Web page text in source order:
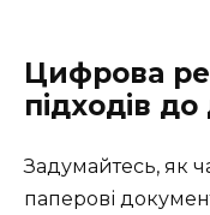
Цифрова
підходів
Задумайтесь, як
паперові